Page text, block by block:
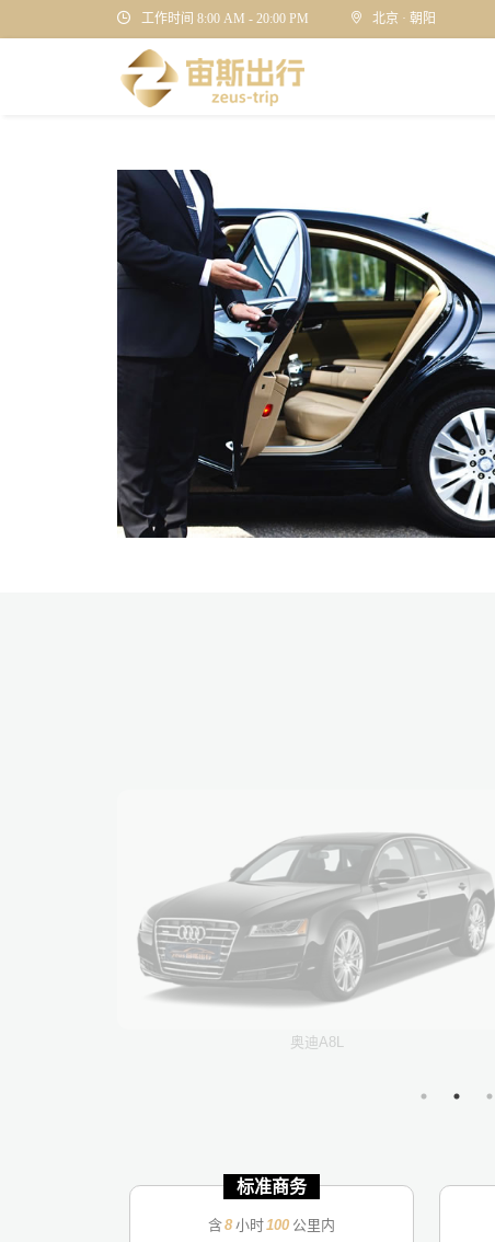
工作时间 8:00 AM - 20:00 PM 北京 · 朝阳
奥迪A8L
标准商务
8 100
标准商务
含8 小时100 公里内
标准商务
8 100
标准商务
8 100
标准商务
8 100
标准商务
8 100
标准商务
8 100
标准商务
8 100
标准商务
8 100
标准商务
8 100
商务接待包
8 100
商务接送
8 100
商务接送
8 100
商务接送
8 100
商务接送
8 100
商务接送
8 100
商务接送
8 100
商务接送
8 100
商务接送
8 100
商务接送
8 100